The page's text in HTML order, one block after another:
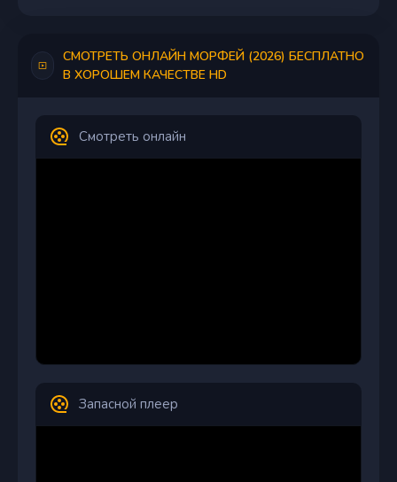
СМОТРЕТЬ ОНЛАЙН МОРФЕЙ (2026) БЕСПЛАТНО
В ХОРОШЕМ КАЧЕСТВЕ HD
Смотреть онлайн
Запасной плеер